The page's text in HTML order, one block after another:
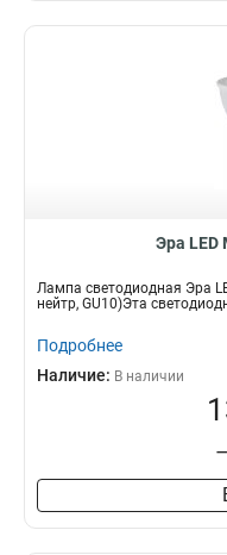
Эра LED
Лампа светодиодная Эра
нейтр, GU10)Эта
Подробнее
Наличие: В наличии
–